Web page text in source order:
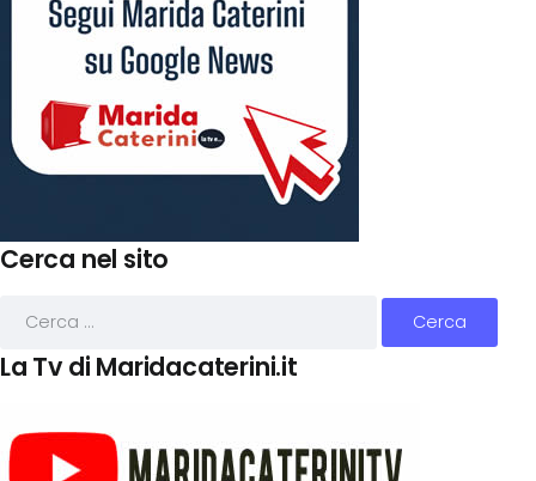
Cerca nel sito
La Tv di Maridacaterini.it